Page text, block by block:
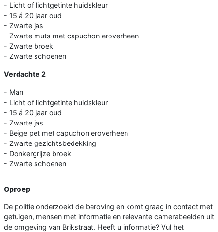
- Licht of lichtgetinte huidskleur
- 15 á 20 jaar oud
- Zwarte jas
- Zwarte muts met capuchon eroverheen
- Zwarte broek
- Zwarte schoenen
Verdachte 2
- Man
- Licht of lichtgetinte huidskleur
- 15 á 20 jaar oud
- Zwarte jas
- Beige pet met capuchon eroverheen
- Zwarte gezichtsbedekking
- Donkergrijze broek
- Zwarte schoenen
Oproep
De politie onderzoekt de beroving en komt graag in contact met
getuigen, mensen met informatie en relevante camerabeelden uit
de omgeving van Brikstraat. Heeft u informatie? Vul het